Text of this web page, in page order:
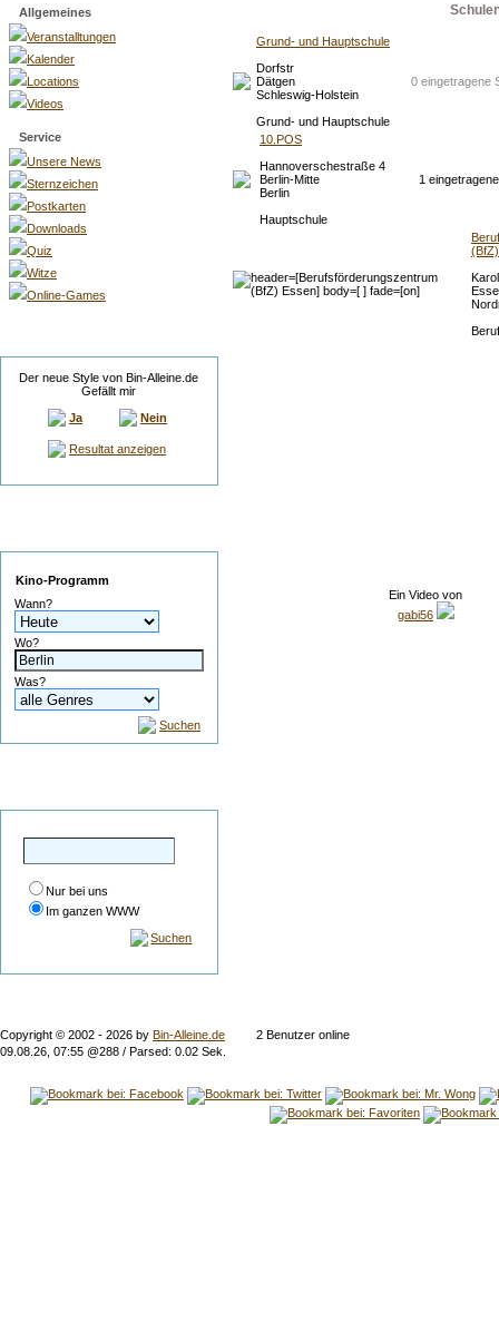
Allgemeines
Veranstalltungen
Kalender
Locations
Videos
Service
Unsere News
Sternzeichen
Postkarten
Downloads
Quiz
Witze
Online-Games
Der neue Style von Bin-Alleine.de
Gefällt mir
Ja
Nein
Resultat anzeigen
Kino-Programm
Wann?
Wo?
Was?
Suchen
Nur bei uns
Im ganzen WWW
Suchen
Grund- und Hauptschule
Dorfstr
Dätgen
Schleswig-Holstein
Grund- und Hauptschule
0 eingetragene
10.POS
Hannoverschestraße 4
Berlin-Mitte
Berlin
Hauptschule
1
Ein Video von
gabi56
Copyright © 2002 - 2026 by Bin-Alleine.de
2 Benutzer online
09.08.26, 07:55 @288 / Parsed: 0.02 Sek.